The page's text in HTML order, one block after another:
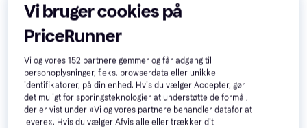
Topps Premier League
Starter Pack
75 kr.
Eller 3 betalinger af 25 kr.
9+ butikker
2025 26 Mega Multipack
71 kr.80 kr.
9+ butikker
Vi bruger cookies på
PriceRunner
Vi og vores152 partnere gemmer og får adgang til
personoplysninger, f.eks. browserdata eller unikke
identifikatorer, på din enhed. Hvis du vælger Accepter, gør
det muligt for sporingsteknologier at understøtte de formål,
der er vist under »Vi og vores partnere behandler datafor at
levere«. Hvis du vælger Afvis alle eller trækker dit